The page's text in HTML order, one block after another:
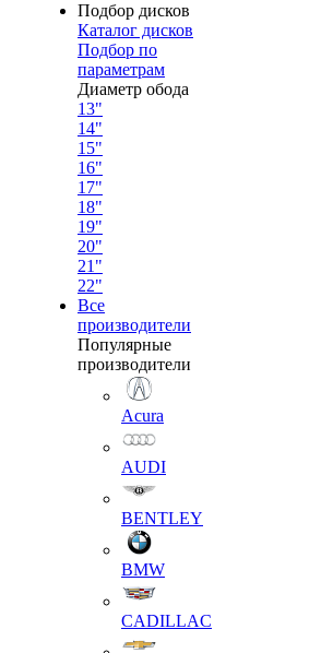
Подбор дисков
Каталог дисков
Подбор по
параметрам
Диаметр обода
13"
14"
15"
16"
17"
18"
19"
20"
21"
22"
Все
производители
Популярные
производители
Acura
AUDI
BENTLEY
BMW
CADILLAC